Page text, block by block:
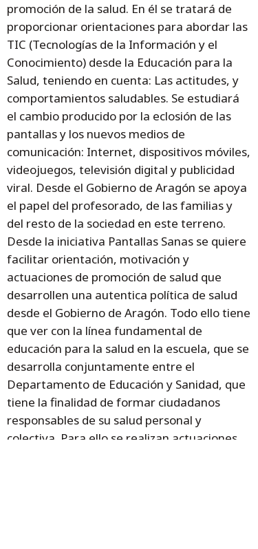
promoción de la salud. En él se tratará de
proporcionar orientaciones para abordar las
TIC (Tecnologías de la Información y el
Conocimiento) desde la Educación para la
Salud, teniendo en cuenta: Las actitudes, y
comportamientos saludables. Se estudiará
el cambio producido por la eclosión de las
pantallas y los nuevos medios de
comunicación: Internet, dispositivos móviles,
videojuegos, televisión digital y publicidad
viral. Desde el Gobierno de Aragón se apoya
el papel del profesorado, de las familias y
del resto de la sociedad en este terreno.
Desde la iniciativa Pantallas Sanas se quiere
facilitar orientación, motivación y
actuaciones de promoción de salud que
desarrollen una autentica política de salud
desde el Gobierno de Aragón. Todo ello tiene
que ver con la línea fundamental de
educación para la salud en la escuela, que se
desarrolla conjuntamente entre el
Departamento de Educación y Sanidad, que
tiene la finalidad de formar ciudadanos
responsables de su salud personal y
colectiva. Para ello se realizan actuaciones